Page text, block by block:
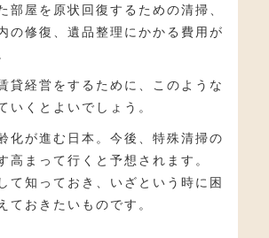
部屋を原状回復するための清掃、
の修復、遺品整理にかかる費用が
貸経営をするために、このような
いくとよいでしょう。
化が進む日本。今後、特殊清掃の
高まって行くと予想されます。
て知っておき、いざという時に困
ておきたいものです。